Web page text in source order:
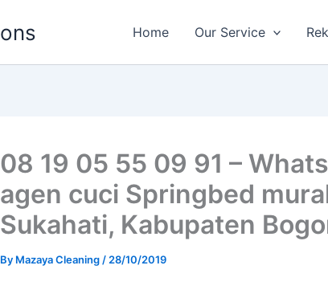
Home Our Service
08 19 05 55 09 91 –
agen cuci Springbed
Sukahati, Kabupaten
By Mazaya Cleaning / 28/10/2019